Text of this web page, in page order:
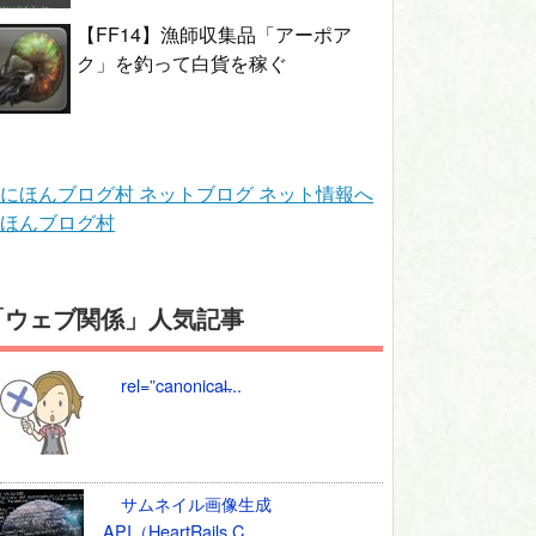
【FF14】漁師収集品「アーポア
ク」を釣って白貨を稼ぐ
んブログ村
ェブ関係」人気記事
rel=”canonical̶...
サムネイル画像生成
API（HeartRails C...